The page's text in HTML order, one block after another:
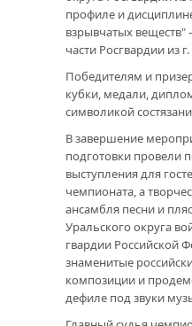
профиле и
взрывчатых веществ"
части Росгвардии из
Победителям и
кубки, медали,
символикой
В завершение
подготовки провели
выступления для
чемпионата, а
ансамбля песни и
Уральского округа
гвардии Российской
знаменитые
композиции и
дефиле под звуки